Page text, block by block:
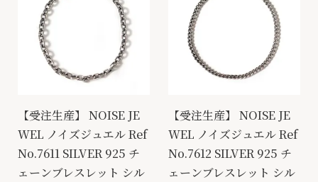
【受注生産】 NOISE JE
WEL ノイズジュエル Ref
No.7611 SILVER 925 チ
ェーンブレスレット シル
【受注生産】 NOISE JE
WEL ノイズジュエル Ref
No.7612 SILVER 925 チ
ェーンブレスレット シル